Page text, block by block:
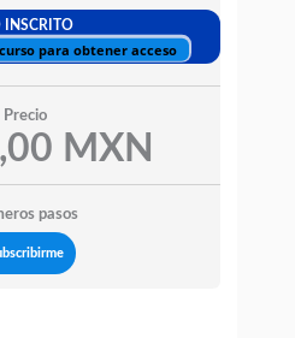
INSCRITO
para obtener acceso
Precio
MXN
pasos